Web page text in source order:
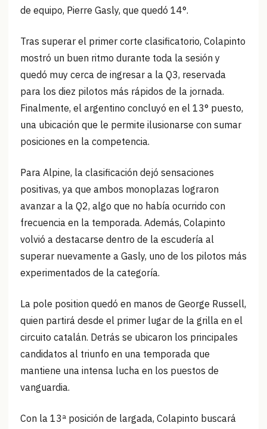
de equipo, Pierre Gasly, que quedó 14°.
Tras superar el primer corte clasificatorio, Colapinto
mostró un buen ritmo durante toda la sesión y
quedó muy cerca de ingresar a la Q3, reservada
para los diez pilotos más rápidos de la jornada.
Finalmente, el argentino concluyó en el 13° puesto,
una ubicación que le permite ilusionarse con sumar
posiciones en la competencia.
Para Alpine, la clasificación dejó sensaciones
positivas, ya que ambos monoplazas lograron
avanzar a la Q2, algo que no había ocurrido con
frecuencia en la temporada. Además, Colapinto
volvió a destacarse dentro de la escudería al
superar nuevamente a Gasly, uno de los pilotos más
experimentados de la categoría.
La pole position quedó en manos de George Russell,
quien partirá desde el primer lugar de la grilla en el
circuito catalán. Detrás se ubicaron los principales
candidatos al triunfo en una temporada que
mantiene una intensa lucha en los puestos de
vanguardia.
Con la 13ª posición de largada, Colapinto buscará